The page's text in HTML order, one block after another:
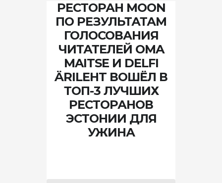
РЕСТОРАН MOON
ПО РЕЗУЛЬТАТАМ
ГОЛОСОВАНИЯ
ЧИТАТЕЛЕЙ OMA
MAITSE И DELFI
ÄRILEHT ВОШЁЛ В
ТОП-3 ЛУЧШИХ
РЕСТОРАНОВ
ЭСТОНИИ ДЛЯ
УЖИНА